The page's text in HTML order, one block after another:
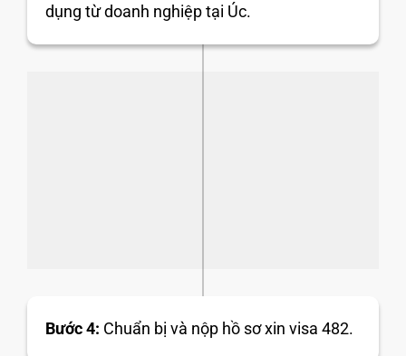
dụng từ doanh nghiệp tại Úc.
Bước 4: Chuẩn bị và nộp hồ sơ xin visa 482.